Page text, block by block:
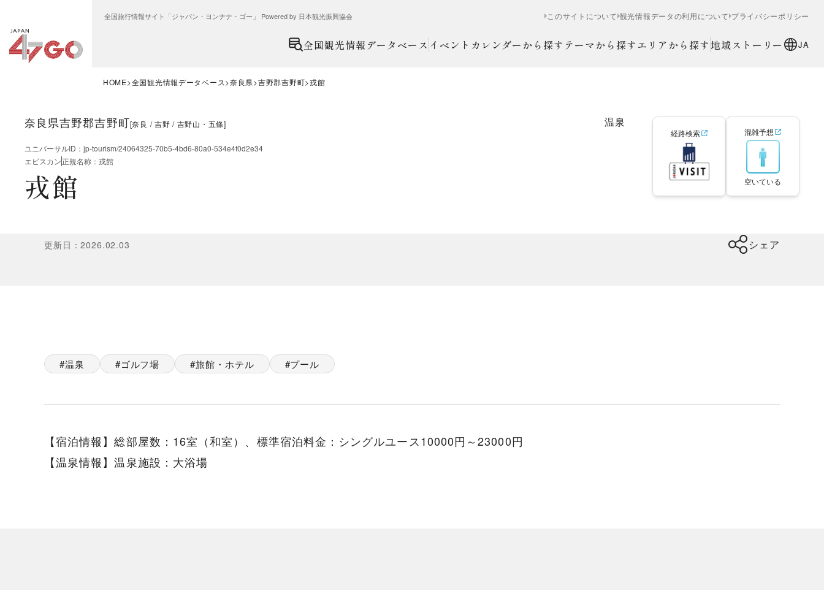
全国旅行情報サイト「ジャパン・ヨンナナ・ゴー」 Powered by 日本観光振興協会 このサイトについて 観光情報データの利用について プライバシーポリシー
全国観光情報データベース イベントカレンダーから探す テーマから探すエリアから探す 地域ストーリー JA
HOME 全国観光情報データベース 奈良県 吉野郡吉野町 戎館
奈良県吉野郡吉野町[奈良 吉野 吉野山・五條] 温泉
ユニバーサルID ： jp-tourism/24064325-70b5-4bd6-80a0-534e4f0d2e34
エビスカン正規名称 ： 戎館
戎館
経路検索 混雑予想
空いている
更新日 ：2026.02.03 シェア
温泉 ゴルフ場 旅館・ホテル プール
【宿泊情報】総部屋数：16室（和室）、標準宿泊料金：シングルユース10000円～23000円
【温泉情報】温泉施設：大浴場